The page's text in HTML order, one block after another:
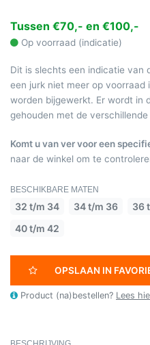
Tussen €70,- en €100,-
Op voorraad (indicatie)
Dit is slechts een indicatie van
een jurk niet meer op voorraad
worden bijgewerkt. Er wordt in
gehouden met de
Komt u van ver voor een
naar de winkel om te
BESCHIKBARE MATEN
32 t/m 34 34 t/m 36 36
40 t/m 42
OPSLAAN IN
Product (na)bestellen? Lees